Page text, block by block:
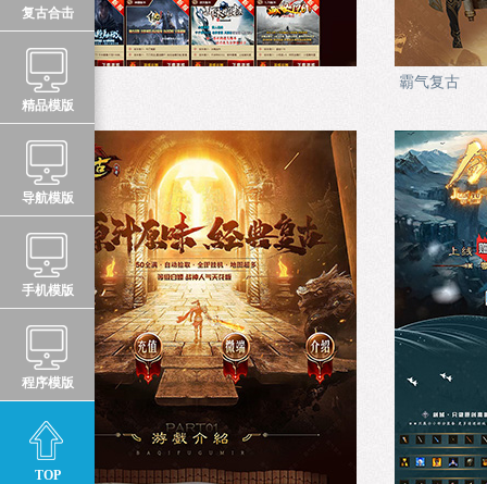
游戏中心 霸气复古
复古合击
精品模版
导航模版
手机模版
程序模版
TOP